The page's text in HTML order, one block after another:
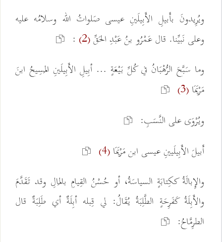
ويُرِيدونَ بأَبيلِ الأَبِيلَينِ عيسى صَلواتُ الله وسلامُه عليه
وعلى نَبيِّنا. قال عَمْرُو بنُ عَبْدِ الحَقِّ(2)
:
وما سَبَّحَ الرُّهْبَانُ في كُلِّ بَيْعَةٍ ... أبِيلِ الأَبِيلَينِ المَسِيحُ ابنَ
مَرْيَمَا(3)
ويُرْوَى على النَّسَبِ:
أَبيلَ الأَبِيلَيينِ عيسى ابن مَرْيَمَا(4)
والإِبالَةُ ككِتابَةٍ السياسَةُ، أو حُسْنُ القِيامِ بالمَالِ وقد تَقَدَّمَ
والأَبِلَةُ كَفَرِحَةٍ الطَّلِبَةُ يُقَالُ: لي قِبله أبِلَةٌ أي طَلِبَةٌ قال
الطرِمَّاحُ: